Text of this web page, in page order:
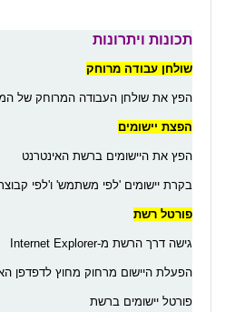
תכונות ויתרונות
שולחן עבודה מרוחק
הפץ את שולחן העבודה המרוחק של
הפצת יישומים
הפץ את היישומים ברשת האינטרנט
בקרת יישומים 'לפי משתמש' ו'לפי
פורטל רשת
גישה דרך הרשת מ-Internet Explorer
הפעלת היישום מרחוק מחוץ לדפדפן
פורטל יישומים ברשת